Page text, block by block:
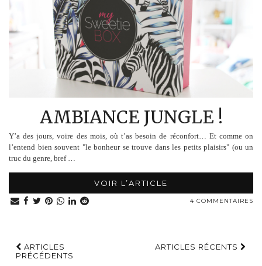
AMBIANCE JUNGLE !
Y’a des jours, voire des mois, où t’as besoin de réconfort… Et comme on
l’entend bien souvent "le bonheur se trouve dans les petits plaisirs" (ou un
truc du genre, bref …
VOIR L’ARTICLE
4 COMMENTAIRES
ARTICLES
PRÉCÉDENTS
ARTICLES RÉCENTS